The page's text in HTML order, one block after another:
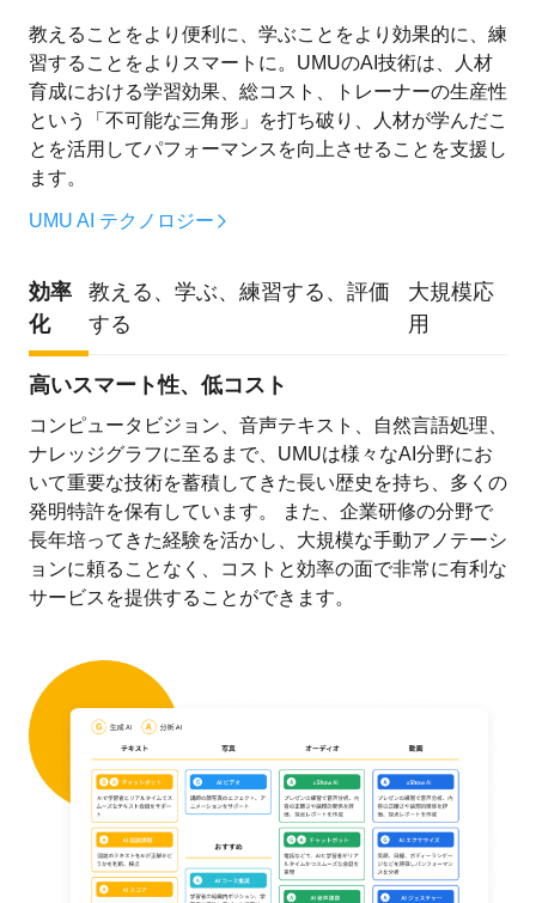
教えることをより便利に、学ぶことをより効果的に、練
習することをよりスマートに。UMUのAI技術は、人材
育成における学習効果、総コスト、トレーナーの生産性
という「不可能な三角形」を打ち破り、人材が学んだこ
とを活用してパフォーマンスを向上させることを支援し
ます。
UMU AI テクノロジー
効率
化
教える、学ぶ、練習する、評価
する
大規模応
用
高いスマート性、低コスト
コンピュータビジョン、音声テキスト、自然言語処理、
ナレッジグラフに至るまで、UMUは様々なAI分野にお
いて重要な技術を蓄積してきた長い歴史を持ち、多くの
発明特許を保有しています。 また、企業研修の分野で
長年培ってきた経験を活かし、大規模な手動アノテーシ
ョンに頼ることなく、コストと効率の面で非常に有利な
サービスを提供することができます。